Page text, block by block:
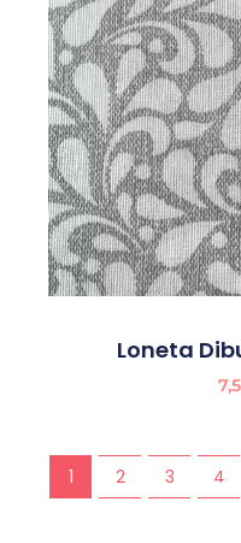
Loneta
1 2 3 4